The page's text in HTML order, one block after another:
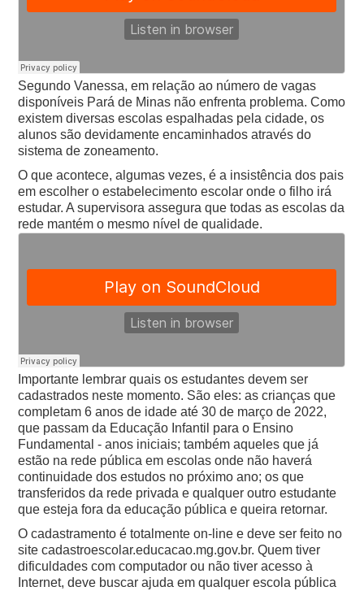
Segundo Vanessa, em relação ao número de vagas
disponíveis Pará de Minas não enfrenta problema. Como
existem diversas escolas espalhadas pela cidade, os
alunos são devidamente encaminhados através do
sistema de zoneamento.
O que acontece, algumas vezes, é a insistência dos pais
em escolher o estabelecimento escolar onde o filho irá
estudar. A supervisora assegura que todas as escolas da
rede mantém o mesmo nível de qualidade.
Importante lembrar quais os estudantes devem ser
cadastrados neste momento. São eles: as crianças que
completam 6 anos de idade até 30 de março de 2022,
que passam da Educação Infantil para o Ensino
Fundamental - anos iniciais; também aqueles que já
estão na rede pública em escolas onde não haverá
continuidade dos estudos no próximo ano; os que
transferidos da rede privada e qualquer outro estudante
que esteja fora da educação pública e queira retornar.
O cadastramento é totalmente on-line e deve ser feito no
site cadastroescolar.educacao.mg.gov.br. Quem tiver
dificuldades com computador ou não tiver acesso à
Internet, deve buscar ajuda em qualquer escola pública